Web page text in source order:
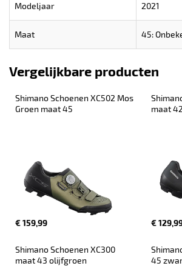
Modeljaar 2021
Maat 45:
Vergelijkbare producten
Shimano Schoenen XC502 Mos
Groen maat 45
€ 159,99
maat
€
Shimano Schoenen XC300
maat 43 olijfgroen
45